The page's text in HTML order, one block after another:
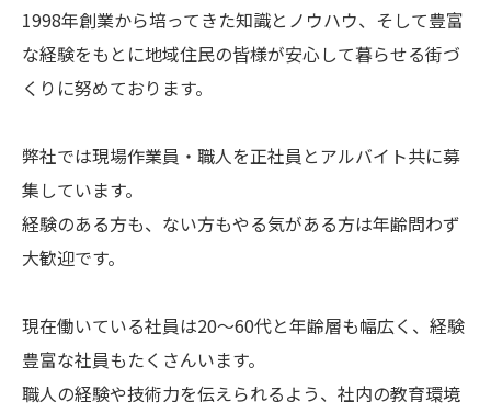
1998年創業から培ってきた知識とノウハウ、そして豊富
な経験をもとに地域住民の皆様が安心して暮らせる街づ
くりに努めております。
弊社では現場作業員・職人を正社員とアルバイト共に募
集しています。
経験のある方も、ない方もやる気がある方は年齢問わず
大歓迎です。
現在働いている社員は20～60代と年齢層も幅広く、経験
豊富な社員もたくさんいます。
職人の経験や技術力を伝えられるよう、社内の教育環境